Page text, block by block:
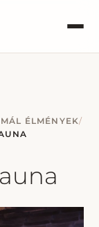
ÉLMÉNYEK/